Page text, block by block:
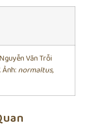
Văn Trỗi
normaltus,